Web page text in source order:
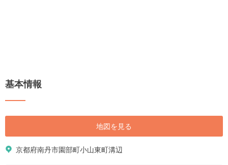
基本情報
地図を見る
京都府南丹市園部町小山東町溝辺